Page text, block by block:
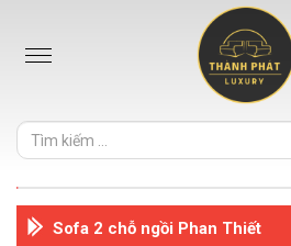
Sofa 2 chỗ ngồi Phan Thiết